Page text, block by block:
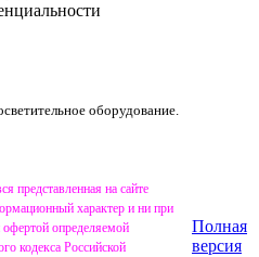
оборудование.
представленная на сайте
характер и ни при
определяемой
кодекса Российской
Полная
версия